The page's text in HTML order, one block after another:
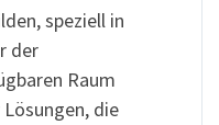
speziell in
der
Raum
die